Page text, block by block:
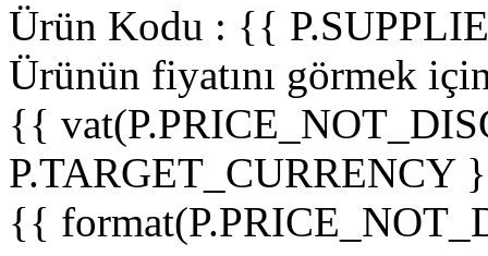
Ürün Kodu : {{
Ürünün fiyatını görmek
{{
P.TARGET_CURRENCY
{{